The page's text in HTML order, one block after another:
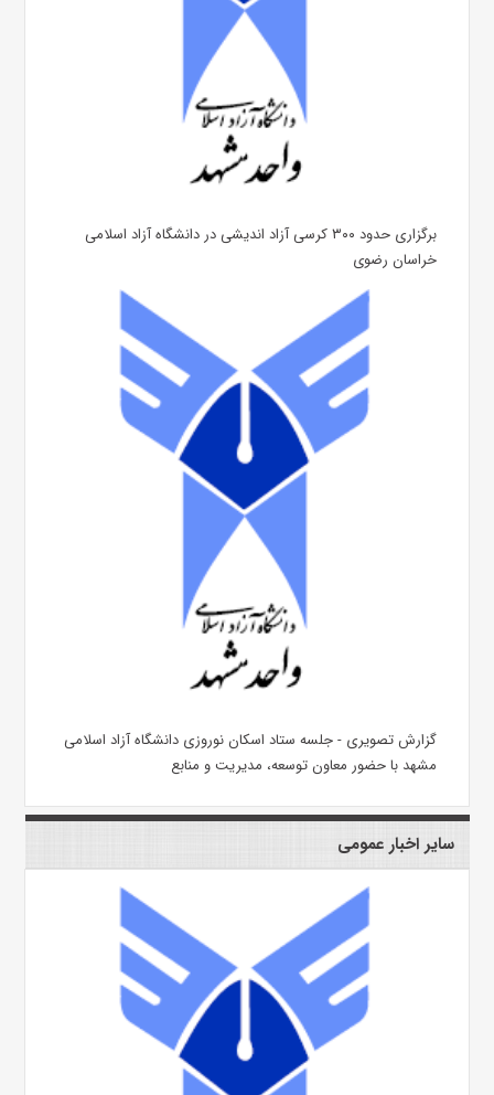
برگزاری حدود ۳۰۰ کرسی آزاد اندیشی در دانشگاه آزاد اسلامی
خراسان رضوی
گزارش تصویری - جلسه ستاد اسکان نوروزی دانشگاه آزاد اسلامی
مشهد با حضور معاون توسعه، مدیریت و منابع
سایر اخبار عمومی